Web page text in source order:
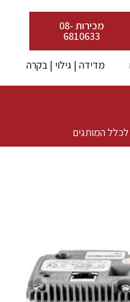
מכירות 08-
6810633
מדידה | גילוי | בקרה
המותגים